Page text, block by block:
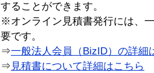
することができます。
※オンライン見積書発行には、
要です。
⇒一般法人会員（BizID）の詳細
⇒ 見積書について詳細はこちら